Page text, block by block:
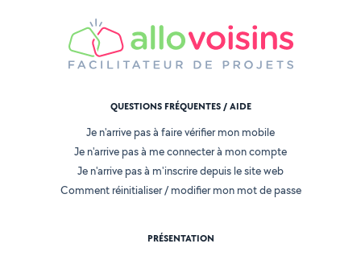
QUESTIONS FRÉQUENTES / AIDE
Je n'arrive pas à faire vérifier mon mobile
Je n'arrive pas à me connecter à mon compte
Je n'arrive pas à m'inscrire depuis le site web
Comment réinitialiser / modifier mon mot de passe
PRÉSENTATION